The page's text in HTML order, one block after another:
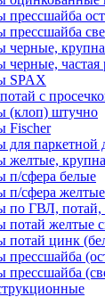
прессшайба
прессшайба
черные,
черные, частая
SPAX
с
(клоп) штучно
Fischer
для паркетной
желтые,
п/сфера белые
п/сфера желтые
по ГВЛ, потай,
потай желтые
потай цинк
прессшайба
прессшайба